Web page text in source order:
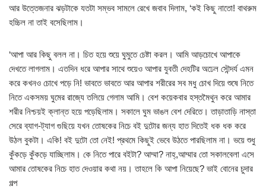
আর উত্তেজনার ঝড়টাকে যতটা সম্ভব সামলে রেখে জবাব দিলাম, ‘কই কিছু নাতো! বাথরুম
হচ্চিল না তাই বসেছিলাম।
‘আপা আর কিছু বলল না। চিত হয়ে শুয়ে ঘুমুতে চেষ্টা করল। আমি আড়চোখে আপাকে
দেখতে লাগলাম। এতদিন ধরে আপার সাথে শুয়েও আপার যুবতী দেহটির অঢেল সৌন্দর্য এমন
করে কখনও চোখে পড়ে নি! ভাবতে ভাবতে আর আপার শরীরের সব মধু চোখ দিয়ে শুষে নিতে
নিতে একসময় ঘুমের রাজ্যে তলিয়ে গেলাম আমি। বেশ কয়েকবার হস্তমৈথুন করে আমার
শরীর নিশ্চয়ই ক্লান্ত হয়ে পড়েছিলাম। সকালে ঘুম ভাঙল বেশ দেরিতে। তাড়াতাড়ি নাস্তা
সেরে ব্যাগ-ট্যাগ গুছিয়ে যখন তোষকের নিচে বই দুটোর জন্য হাত দিতেই ধক ধক করে
উঠল বুকটা। একি! বই দুটো তো নেই! প্রথমে কিছুই ভেবে উঠতে পারছিলাম না। ভয়ে শুধু
কুঁকড়ে কুঁকড়ে যাচ্ছিলাম। কে নিতে পারে বইটা? আম্মা? নাহ্,আম্মার তো সকালবেলা এসে
আমার তোষকের নিচে হাত দেওয়ার কথা নয়। তাহলে কি আপা নিয়েছে? ভাই বোনের চুদার
গল্প